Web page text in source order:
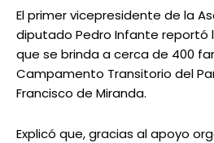
El primer vicepresidente de la
diputado Pedro Infante reportó
que se brinda a cerca de 400
Campamento Transitorio del
Francisco de Miranda.
Explicó que, gracias al apoyo